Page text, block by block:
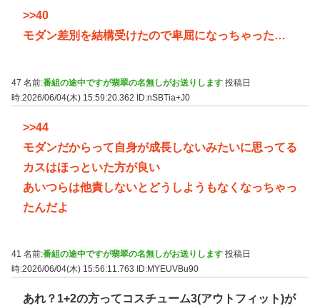
>>40
モダン差別を結構受けたので卑屈になっちゃった…
47 名前:番組の途中ですが翡翠の名無しがお送りします 投稿日
時:2026/06/04(木) 15:59:20.362 ID:nSBTia+J0
>>44
モダンだからって自身が成長しないみたいに思ってる
カスはほっといた方が良い
あいつらは他責しないとどうしようもなくなっちゃっ
たんだよ
41 名前:番組の途中ですが翡翠の名無しがお送りします 投稿日
時:2026/06/04(木) 15:56:11.763
ID:MYEUVBu90
あれ？1+2の方ってコスチューム3(アウトフィット)が